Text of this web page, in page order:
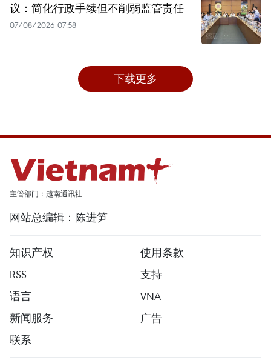
议：简化行政手续但不削弱监管责任
07/08/2026 07:58
下载更多
主管部门：越南通讯社
网站总编辑：陈进笋
知识产权
使用条款
RSS
支持
语言
VNA
新闻服务
广告
联系